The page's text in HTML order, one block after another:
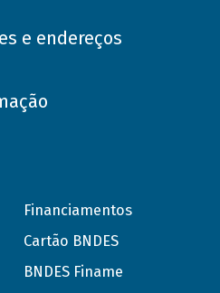
e endereços
Financiamentos
Cartão BNDES
BNDES Finame